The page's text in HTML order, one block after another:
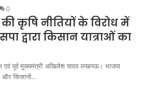
0
कृषि नीतियों के विरोध में
द्वारा किसान यात्राओं का
एवं पूर्व मुख्यमंत्री अखिलेश यादव लखनऊ। भाजपा
और किसानों…